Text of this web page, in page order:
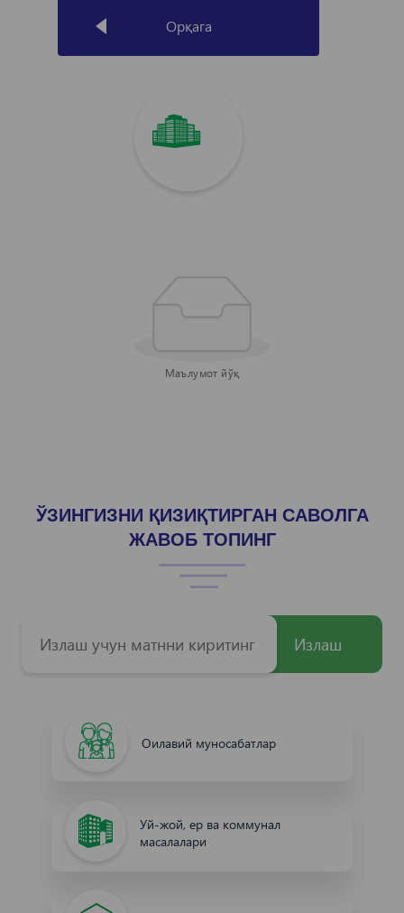
Орқага
Маълумот йўқ
ЎЗИНГИЗНИ ҚИЗИҚТИРГАН САВОЛГА
ЖАВОБ ТОПИНГ
Излаш
Оилавий муносабатлар
Уй-жой, ер ва коммунал
масалалари